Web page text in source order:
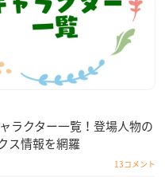
ラクター一覧！登場人物の
ス情報を網羅
13コメント